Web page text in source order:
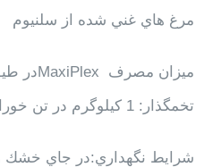
مرغ هاي غني شده از سلنيوم
ميزان مصرف MaxiPlexدر
تخمگذار: 1 كيلوگرم در تن خوراك
شرايط نگهداري:در جاي خشك